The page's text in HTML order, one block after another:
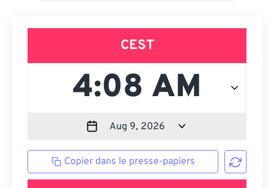
CEST
Copier dans le presse-papiers